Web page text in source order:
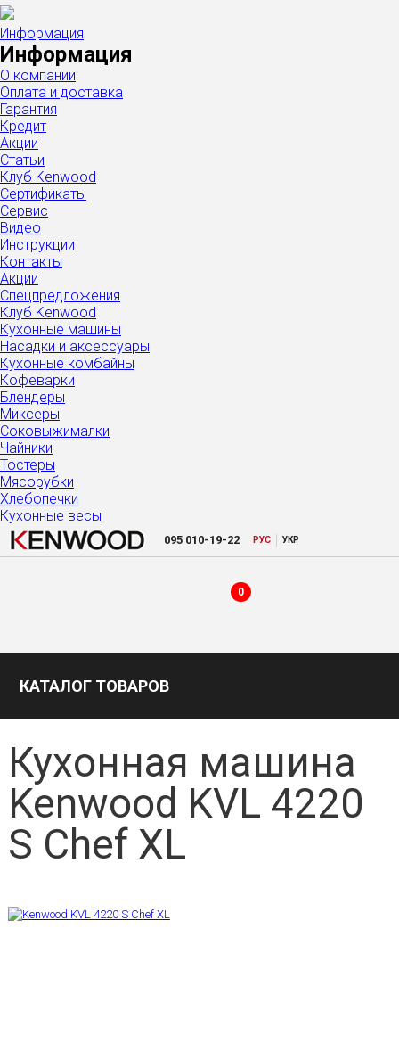
Информация
Информация
О компании
Оплата и доставка
Гарантия
Кредит
Акции
Статьи
Клуб Kenwood
Сертификаты
Сервис
Видео
Инструкции
Контакты
Акции
Спецпредложения
Клуб Kenwood
Кухонные машины
Насадки и аксессуары
Кухонные комбайны
Кофеварки
Блендеры
Миксеры
Соковыжималки
Чайники
Тостеры
Мясорубки
Хлебопечки
Кухонные весы
095 010-19-22 РУC | УКР
0
КАТАЛОГ ТОВАРОВ
Кухонная машина
Kenwood KVL 4220
S Chef XL